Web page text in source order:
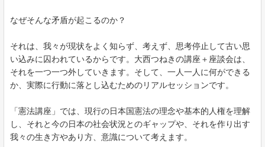
なぜそんな矛盾が起こるのか？
それは、我々が現状をよく知らず、考えず、思考停止して古い思
い込みに囚われているからです。大西つねきの講座＋座談会は、
それを一つ一つ外していきます。そして、一人一人に何ができる
か、実際に行動に落とし込むためのリアルセッションです。
「憲法講座」では、現行の日本国憲法の理念や基本的人権を理解
し、それと今の日本の社会状況とのギャップや、それを作り出す
我々の生き方やあり方、意識について考えます。